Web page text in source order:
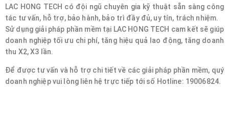
LAC HONG TECH có đội ngũ chuyên gia kỹ thuật sẵn sàng công
tác tư vấn, hỗ trợ, bảo hành, bảo trì đầy đủ, uy tín, trách nhiệm.
Sử dụng giải pháp phần mềm tại LAC HONG TECH cam kết sẽ giúp
doanh nghiệp tối ưu chi phí, tăng hiệu quả lao động, tăng doanh
thu X2, X3 lần.
Để được tư vấn và hỗ trợ chi tiết về các giải pháp phần mềm, quý
doanh nghiệp vui lòng liên hệ trực tiếp tới số Hotline: 19006824.